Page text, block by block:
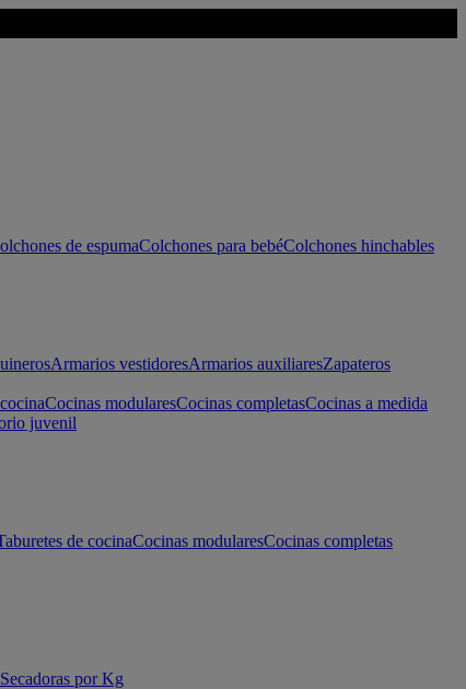
de espumaColchones para bebéColchones hinchables
Armarios vestidoresArmarios auxiliaresZapateros
Cocinas modularesCocinas completasCocinas a medida
juvenil
de cocinaCocinas modularesCocinas completas
Secadoras por Kg